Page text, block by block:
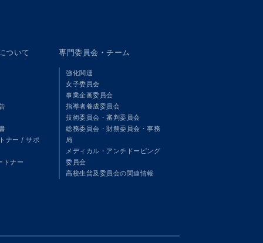
ついて
ナー / サポ
トナー
専門委員会・チーム
強化関連
女子委員会
事業企画委員会
指導者養成委員会
技術委員会・審判委員会
総務委員会・財務委員会・事務
局
メディカル・アンチドーピング
委員会
高校生普及委員会の関連情報